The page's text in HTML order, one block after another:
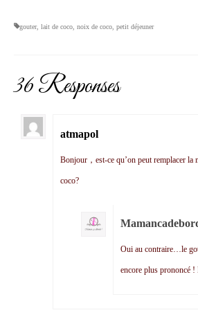
gouter, lait de coco noix de coco petit déjeuner
36 Responses
atmapol
Bonjour，est-ce qu’on peut remplacer la
coco?
Oui au contraire…le
encore plus prononcé !